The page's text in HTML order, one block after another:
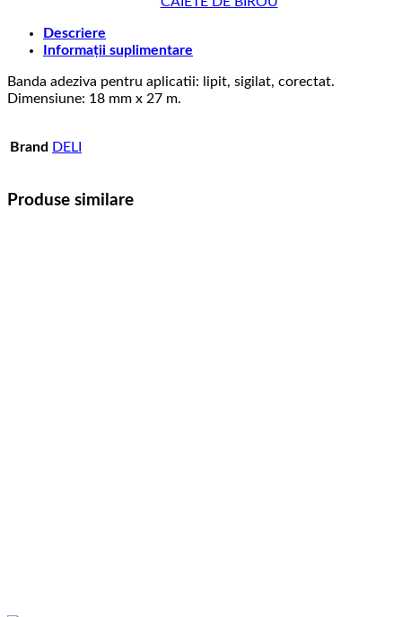
Descriere
Informații suplimentare
Banda adeziva pentru aplicatii: lipit, sigilat, corectat.
Dimensiune: 18 mm x 27 m.
Brand DELI
Produse similare